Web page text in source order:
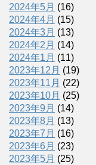
2024年5月 (16)
2024年4月 (15)
2024年3月 (13)
2024年2月 (14)
2024年1月 (11)
2023年12月 (19)
2023年11月 (22)
2023年10月 (25)
2023年9月 (14)
2023年8月 (13)
2023年7月 (16)
2023年6月 (23)
2023年5月 (25)